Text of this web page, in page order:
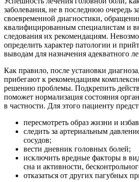
заболевания, не в последнюю очередь
своевременной диагностики,
квалифицированным специалистам и
следования их рекомендациям.
определить характер патологии и
выводам для назначения адекватного
Как правило, после установки
прибегают к рекомендациям
решению проблемы. Подкрепить
поможет нормализация состояния
в частности. Для этого пациенту
пересмотреть образ жизни и
следить за артериальным
сосудов;
вести дневник головных болей;
исключить вредные факторы в
сна и активности,
отказаться от других пагубных